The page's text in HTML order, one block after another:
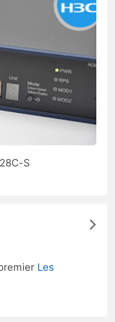
S
Les